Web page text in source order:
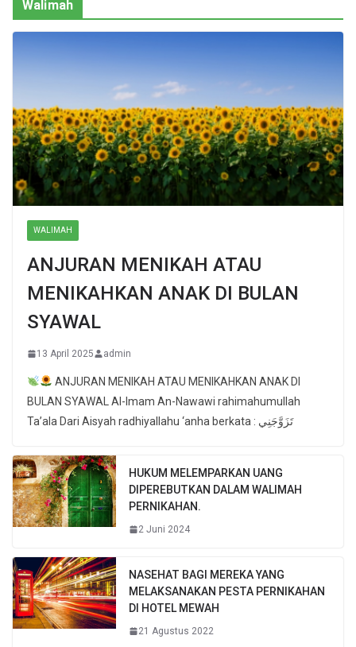
Walimah
WALIMAH
ANJURAN MENIKAH ATAU
MENIKAHKAN ANAK DI BULAN
SYAWAL
13 April 2025 admin
ANJURAN MENIKAH ATAU MENIKAHKAN ANAK DI
BULAN SYAWAL Al-Imam An-Nawawi rahimahumullah
Ta’ala Dari Aisyah radhiyallahu ‘anha berkata : تَزَوَّجَنِي
HUKUM MELEMPARKAN UANG
DIPEREBUTKAN DALAM WALIMAH
PERNIKAHAN.
2 Juni 2024
NASEHAT BAGI MEREKA YANG
MELAKSANAKAN PESTA PERNIKAHAN
DI HOTEL MEWAH
21 Agustus 2022